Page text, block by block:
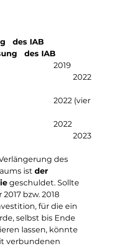
des IAB
des IAB
2016						2019
2019						2022
2020						2023
des
ist der
geschuldet. Sollte
bzw. 2018
für die ein
selbst bis Ende
lassen, könnte
verbundenen